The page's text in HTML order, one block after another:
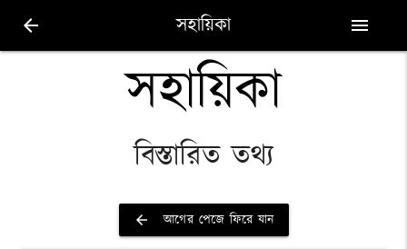
arrow_back সহায়িকা menu
সহায়িকা
বিস্তারিত তথ্য
arrow_back আগের পেজে ফিরে যান